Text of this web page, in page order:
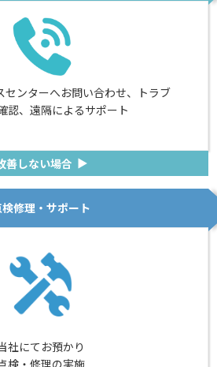
ンターへお問い合わせ、トラブ
認、遠隔によるサポート
善しない場合 ▼
検修理・サポート
社にてお預かり